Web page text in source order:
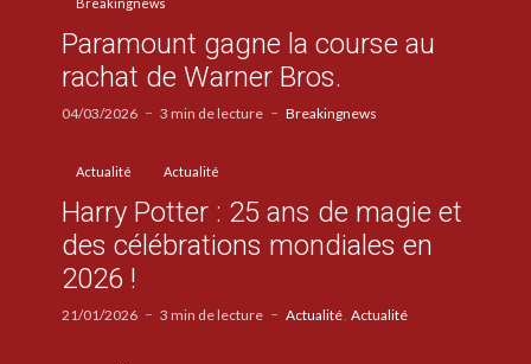
Breakingnews
Paramount gagne la course au
rachat de Warner Bros.
04/03/2026 3 min de lecture Breakingnews
Actualité Actualité
Harry Potter : 25 ans de magie et
des célébrations mondiales en
2026 !
21/01/2026 3 min de lecture Actualité Actualité